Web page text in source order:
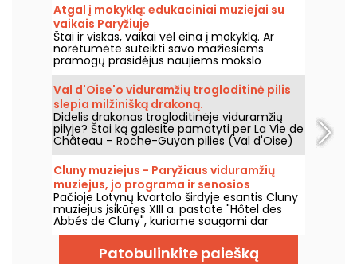
Atgal į mokyklą: edukaciniai muziejai su
vaikais Paryžiuje
Štai ir viskas, vaikai vėl eina į mokyklą. Ar
norėtumėte suteikti savo mažiesiems
pramogų prasidėjus naujiems mokslo
metams? Jei taip, siūlome jums edukacinių
muziejų Paryžiuje pasirinkimą, kad net ir su
vaikais galėtumėte smagiai išmokti daugybę
dalykų!
Val d'Oise'o viduramžių trogloditinė pilis
slepia milžinišką drakoną.
Didelis drakonas trogloditinėje viduramžių
pilyje? Štai ką galėsite pamatyti per La Vie de
Château – Roche-Guyon pilies (Val d'Oise)
šiuolaikinio meno parodą, kuri vyks nuo 2026
m. birželio 20 d. iki lapkričio 1 d.
Cluny muziejus - Paryžiaus viduramžių
muziejus, jo programa ir senosios
vertybės
Pačioje Lotynų kvartalo širdyje esantis Cluny
muziejus įsikūręs XIII a. pastate "Hôtel des
Abbés de Cluny", kuriame saugomi dar
senesni meno kūriniai! Apsilankykite šiame
Paryžiaus viduramžiams skirtame muziejuje.
Patobulinkite paiešką